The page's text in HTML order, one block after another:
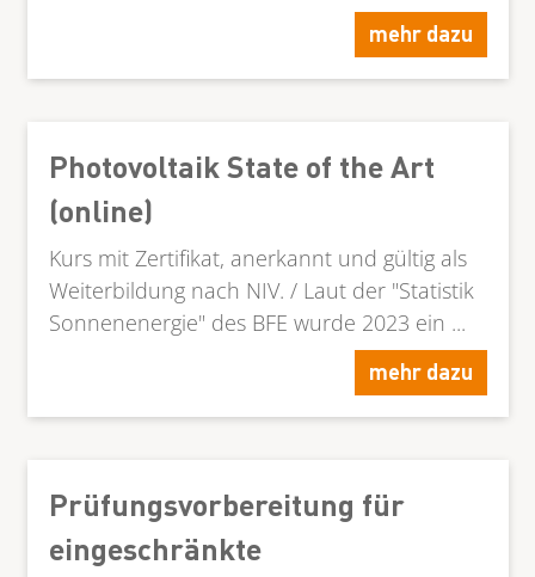
mehr dazu
Photovoltaik State of the Art
(online)
Kurs mit Zertifikat, anerkannt und gültig als
Weiterbildung nach NIV. / Laut der "Statistik
Sonnenenergie" des BFE wurde 2023 ein ...
mehr dazu
Prüfungsvorbereitung für
eingeschränkte